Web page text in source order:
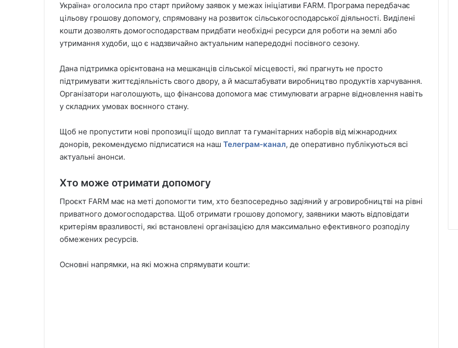
Україна» оголосила про старт прийому заявок у межах ініціативи FARM. Програма передбачає
цільову грошову допомогу, спрямовану на розвиток сільськогосподарської діяльності. Виділені
кошти дозволять домогосподарствам придбати необхідні ресурси для роботи на землі або
утримання худоби, що є надзвичайно актуальним напередодні посівного сезону.
Дана підтримка орієнтована на мешканців сільської місцевості, які прагнуть не просто
підтримувати життєдіяльність свого двору, а й масштабувати виробництво продуктів харчування.
Організатори наголошують, що фінансова допомога має стимулювати аграрне відновлення навіть
у складних умовах воєнного стану.
Щоб не пропустити нові пропозиції щодо виплат та гуманітарних наборів від міжнародних
донорів, рекомендуємо підписатися на наш Телеграм-канал, де оперативно публікуються всі
актуальні анонси.
Хто може отримати допомогу
Проєкт FARM має на меті допомогти тим, хто безпосередньо задіяний у агровиробництві на рівні
приватного домогосподарства. Щоб отримати грошову допомогу, заявники мають відповідати
критеріям вразливості, які встановлені організацією для максимально ефективного розподілу
обмежених ресурсів.
Основні напрямки, на які можна спрямувати кошти: